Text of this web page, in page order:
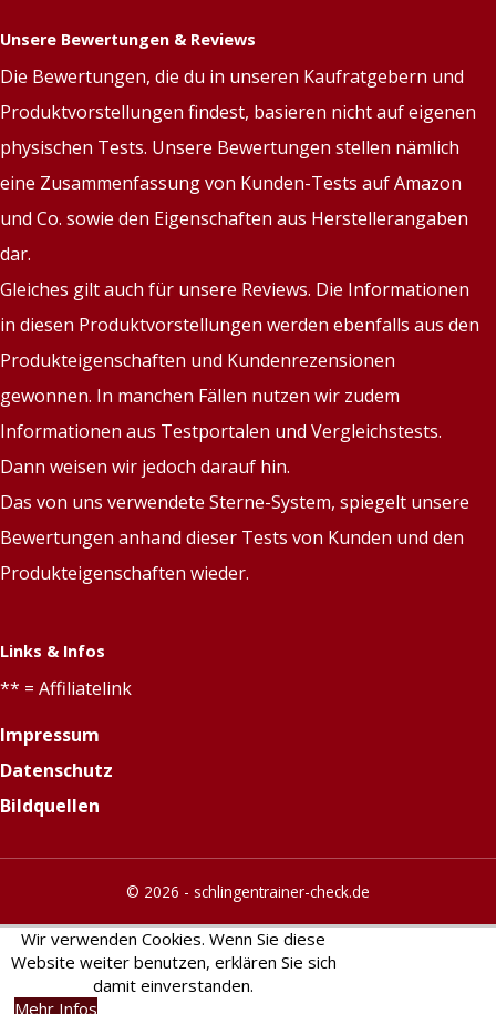
Unsere Bewertungen & Reviews
Die Bewertungen, die du in unseren Kaufratgebern und
Produktvorstellungen findest, basieren nicht auf eigenen
physischen Tests. Unsere Bewertungen stellen nämlich
eine Zusammenfassung von Kunden-Tests auf Amazon
und Co. sowie den Eigenschaften aus Herstellerangaben
dar.
Gleiches gilt auch für unsere Reviews. Die Informationen
in diesen Produktvorstellungen werden ebenfalls aus den
Produkteigenschaften und Kundenrezensionen
gewonnen. In manchen Fällen nutzen wir zudem
Informationen aus Testportalen und Vergleichstests.
Dann weisen wir jedoch darauf hin.
Das von uns verwendete Sterne-System, spiegelt unsere
Bewertungen anhand dieser Tests von Kunden und den
Produkteigenschaften wieder.
Links & Infos
** = Affiliatelink
Impressum
Datenschutz
Bildquellen
© 2026 - schlingentrainer-check.de
Wir verwenden Cookies. Wenn Sie diese
Website weiter benutzen, erklären Sie sich
damit einverstanden.
Mehr Infos